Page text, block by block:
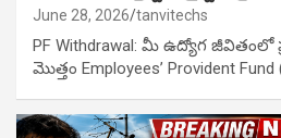
June 28, 2026 tanvitechs
PF Withdrawal: మీ ఉద్యోగ
మొత్తం Employees’ Provident